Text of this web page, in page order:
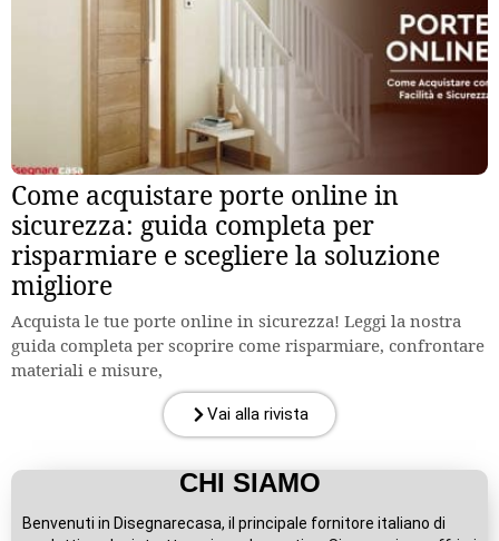
Come acquistare porte online in
sicurezza: guida completa per
risparmiare e scegliere la soluzione
migliore
Acquista le tue porte online in sicurezza! Leggi la nostra
guida completa per scoprire come risparmiare, confrontare
materiali e misure,
Vai alla rivista
CHI SIAMO
Benvenuti in Disegnarecasa, il principale fornitore italiano di